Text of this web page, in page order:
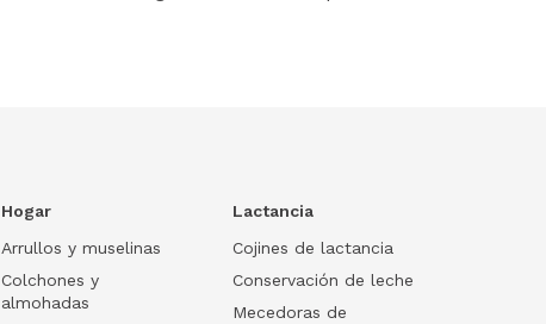
Hogar
Arrullos y muselinas
Colchones y
almohadas
Lactancia
Cojines de lactancia
Conservación de leche
Mecedoras de